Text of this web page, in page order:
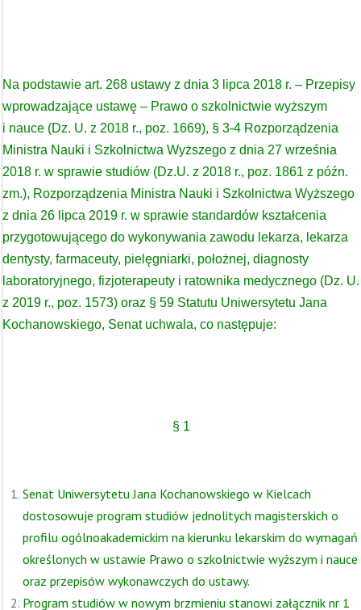
Na podstawie art. 268 ustawy z dnia 3 lipca 2018 r. – Przepisy
wprowadzające ustawę – Prawo o szkolnictwie wyższym
i nauce (Dz. U. z 2018 r., poz. 1669), § 3-4 Rozporządzenia
Ministra Nauki i Szkolnictwa Wyższego z dnia 27 września
2018 r. w sprawie studiów (Dz.U. z 2018 r., poz. 1861 z późn.
zm.), Rozporządzenia Ministra Nauki i Szkolnictwa Wyższego
z dnia 26 lipca 2019 r. w sprawie standardów kształcenia
przygotowującego do wykonywania zawodu lekarza, lekarza
dentysty, farmaceuty, pielęgniarki, położnej, diagnosty
laboratoryjnego, fizjoterapeuty i ratownika medycznego (Dz. U.
z 2019 r., poz. 1573) oraz § 59 Statutu Uniwersytetu Jana
Kochanowskiego, Senat uchwala, co następuje:
§ 1
Senat Uniwersytetu Jana Kochanowskiego w Kielcach
dostosowuje program studiów jednolitych magisterskich o
profilu ogólnoakademickim na kierunku lekarskim do wymagań
określonych w ustawie Prawo o szkolnictwie wyższym i nauce
oraz przepisów wykonawczych do ustawy.
Program studiów w nowym brzmieniu stanowi załącznik nr 1